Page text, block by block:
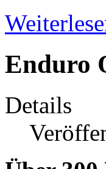
Enduro
Details